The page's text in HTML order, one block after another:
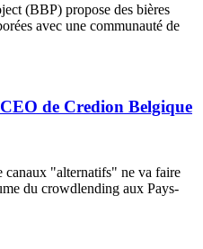
(BBP) propose des bières
avec une communauté de
de Credion Belgique
canaux "alternatifs" ne va faire
du crowdlending aux Pays-